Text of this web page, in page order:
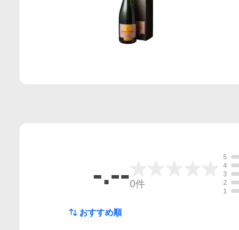
-.--0件
5
4
3
2
1
おすすめ順